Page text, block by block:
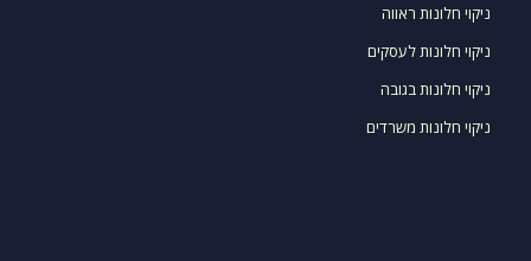
ניקוי חלונות ראווה
ניקוי חלונות לעסקים
ניקוי חלונות בגובה
ניקוי חלונות משרדים